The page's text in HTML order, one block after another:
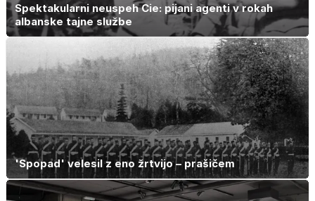
Spektakularni neuspeh Cie: pijani agenti v rokah
albanske tajne službe
'Spopad' velesil z eno žrtvijo – prašičem